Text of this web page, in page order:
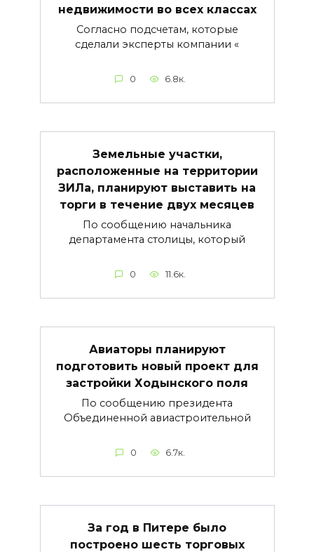
недвижимости во всех классах
Согласно подсчетам, которые
сделали эксперты компании «
0 6.8к.
Земельные участки,
расположенные на территории
ЗИЛа, планируют выставить на
торги в течение двух месяцев
По сообщению начальника
департамента столицы, который
0 11.6к.
Авиаторы планируют
подготовить новый проект для
застройки Ходынского поля
По сообщению президента
Объединенной авиастроительной
0 6.7к.
За год в Питере было
построено шесть торговых